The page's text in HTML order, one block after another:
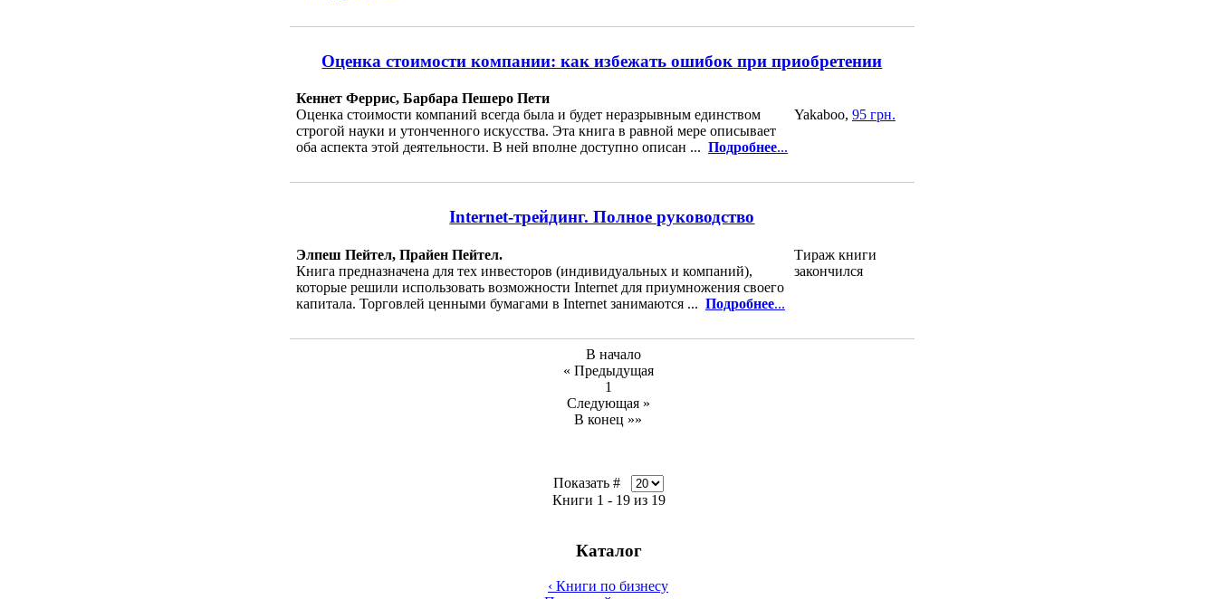
Оценка стоимости компании: как избежать ошибок при приобретении
Кеннет Феррис, Барбара Пешеро Пети
Оценка стоимости компаний всегда была и будет неразрывным единством
строгой науки и утонченного искусства. Эта книга в равной мере описывает
оба аспекта этой деятельности. В ней вполне доступно описан ... Подробнее...
Yakaboo, 95 грн.
Internet-трейдинг. Полное руководство
Элпеш Пейтел, Прайен Пейтел.
Книга предназначена для тех инвесторов (индивидуальных и компаний),
которые решили использовать возможности Internet для приумножения своего
капитала. Торговлей ценными бумагами в Internet занимаются ... Подробнее...
Тираж книги
закончился
В начало
« Предыдущая
1
Следующая »
В конец »»
Показать #
Книги 1 - 19 из 19
Каталог
‹ Книги по бизнесу